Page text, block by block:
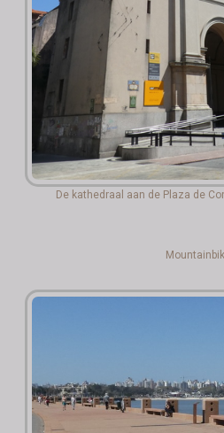
De kathedraal aan de Plaza de